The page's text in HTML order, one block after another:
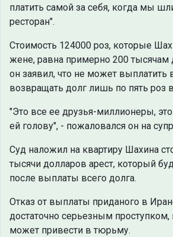
платить самой за себя, когда мы
ресторан".
Стоимость 124000 роз, которые
жене, равна примерно 200 тысячам
он заявил, что не может выплатить
возвращать долг лишь по пять роз
"Это все ее друзья-миллионеры,
ей голову", - пожаловался он на
Суд наложил на квартиру Шахина
тысячи долларов арест, который
после выплаты всего долга.
Отказ от выплаты приданого в
достаточно серьезным
может привести в тюрьму.